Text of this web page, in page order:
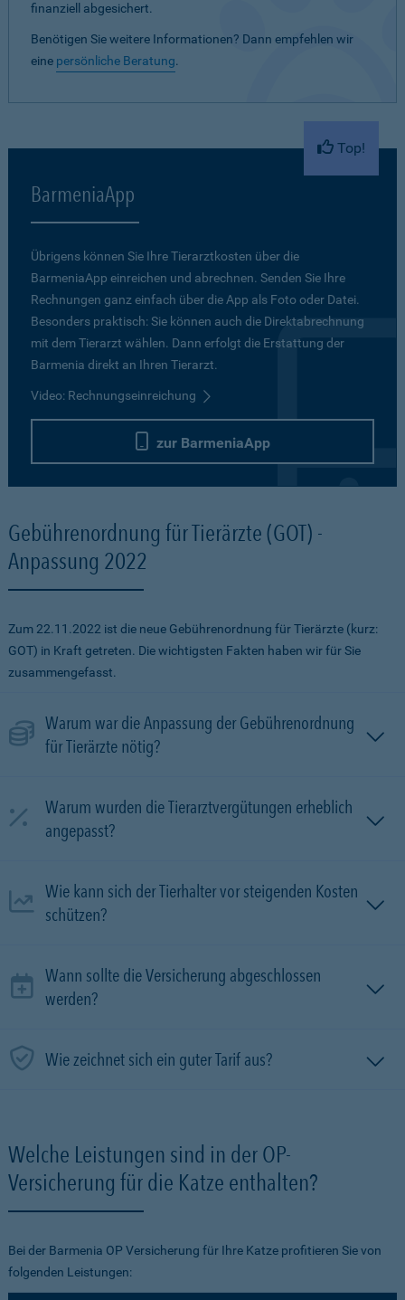
finanziell abgesichert.
Benötigen Sie weitere Informationen? Dann empfehlen wir
eine persönliche Beratung.
Top!
BarmeniaApp
Übrigens können Sie Ihre Tierarztkosten über die
BarmeniaApp einreichen und abrechnen. Senden Sie Ihre
Rechnungen ganz einfach über die App als Foto oder Datei.
Besonders praktisch: Sie können auch die Direktabrechnung
mit dem Tierarzt wählen. Dann erfolgt die Erstattung der
Barmenia direkt an Ihren Tierarzt.
Video: Rechnungseinreichung
zur BarmeniaApp
Gebührenordnung für Tierärzte (GOT) -
Anpassung 2022
Zum 22.11.2022 ist die neue Gebührenordnung für Tierärzte (kurz:
GOT) in Kraft getreten. Die wichtigsten Fakten haben wir für Sie
zusammengefasst.
Warum war die Anpassung der Gebührenordnung
für Tierärzte nötig?
Warum wurden die Tierarztvergütungen erheblich
angepasst?
Wie kann sich der Tierhalter vor steigenden Kosten
schützen?
Wann sollte die Versicherung abgeschlossen
werden?
Wie zeichnet sich ein guter Tarif aus?
Welche Leistungen sind in der OP-
Versicherung für die Katze enthalten?
Bei der Barmenia OP Versicherung für Ihre Katze profitieren Sie von
folgenden Leistungen: